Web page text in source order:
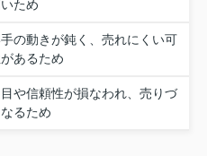
ため
の動きが鈍く、売れにくい可
あるため
目や信頼性が損なわれ、売りづ
るため